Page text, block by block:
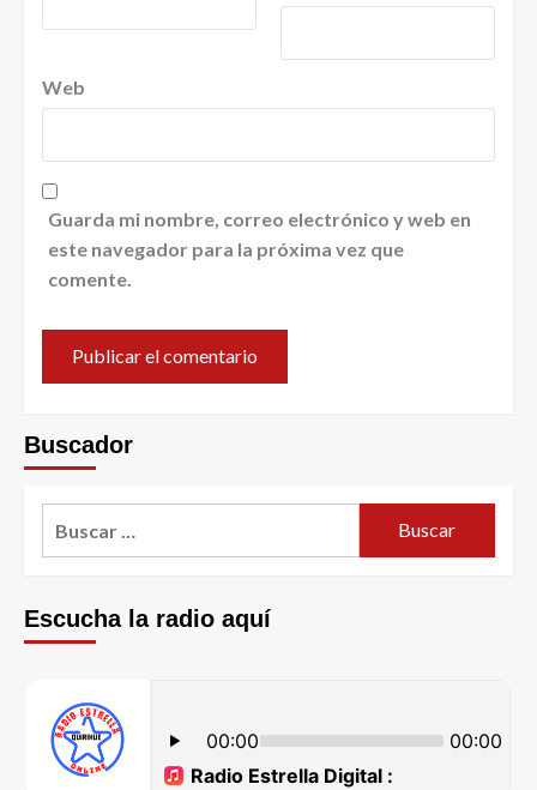
Web
Guarda mi nombre, correo electrónico y web en
este navegador para la próxima vez que
comente.
Buscador
Escucha la radio aquí